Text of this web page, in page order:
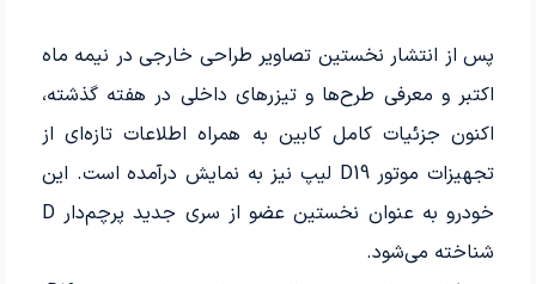
پس از انتشار نخستین تصاویر طراحی خارجی در نیمه ماه
اکتبر و معرفی طرح‌ها و تیزرهای داخلی در هفته گذشته،
اکنون جزئیات کامل کابین به همراه اطلاعات تازه‌ای از
تجهیزات موتور D19 لیپ نیز به نمایش درآمده است. این
خودرو به عنوان نخستین عضو از سری جدید پرچم‌دار D
شناخته می‌شود.